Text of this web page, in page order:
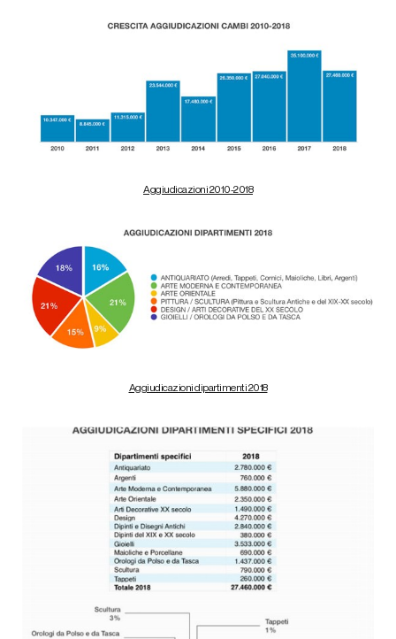
Aggiudicazioni 2010-2018
Aggiudicazioni dipartimenti 2018